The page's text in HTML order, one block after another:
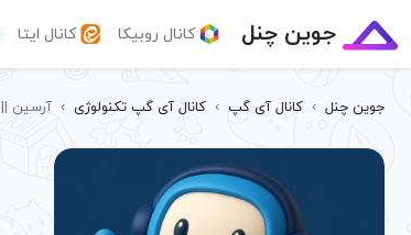
جوین چنل کانال روبیکا کانال ایتا
جوین چنل › کانال آی گپ › کانال آی گپ تکنولوژی › آرسین || Arsein (رسمی)